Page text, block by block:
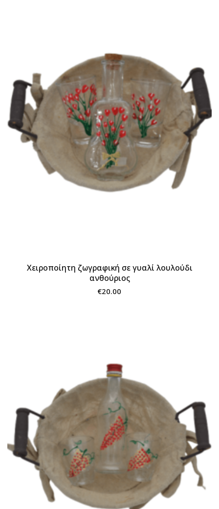
Χειροποίητη ζωγραφική σε γυαλί λουλούδι
ανθούριος
€20.00